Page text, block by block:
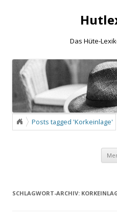
Das Hüte-
Posts tagged 'Korkeinlage'
SCHLAGWORT-ARCHIV: